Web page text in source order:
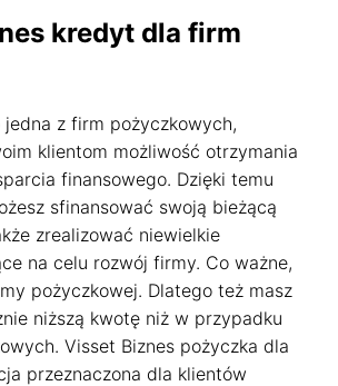
kredyt dla firm
z firm pożyczkowych,
klientom możliwość otrzymania
finansowego. Dzięki temu
sfinansować swoją bieżącą
zrealizować niewielkie
na celu rozwój firmy. Co ważne,
pożyczkowej. Dlatego też masz
niższą kwotę niż w przypadku
Visset Biznes pożyczka dla
przeznaczona dla klientów